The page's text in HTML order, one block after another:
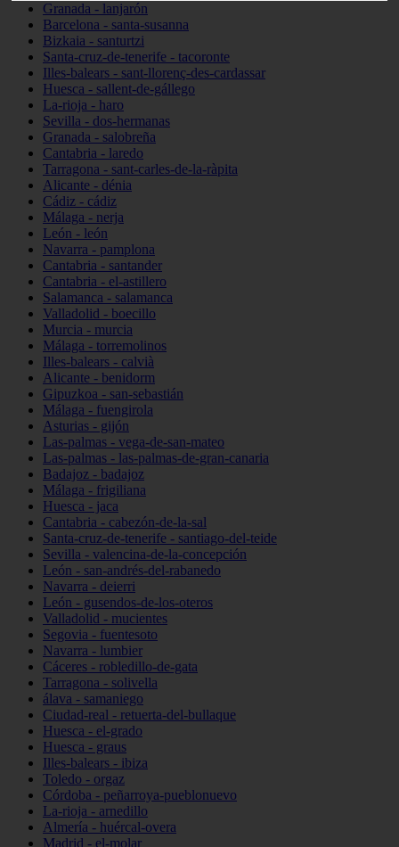
Granada - lanjarón
Barcelona - santa-susanna
Bizkaia - santurtzi
Santa-cruz-de-tenerife - tacoronte
Illes-balears - sant-llorenç-des-cardassar
Huesca - sallent-de-gállego
La-rioja - haro
Sevilla - dos-hermanas
Granada - salobreña
Cantabria - laredo
Tarragona - sant-carles-de-la-ràpita
Alicante - dénia
Cádiz - cádiz
Málaga - nerja
León - león
Navarra - pamplona
Cantabria - santander
Cantabria - el-astillero
Salamanca - salamanca
Valladolid - boecillo
Murcia - murcia
Málaga - torremolinos
Illes-balears - calvià
Alicante - benidorm
Gipuzkoa - san-sebastián
Málaga - fuengirola
Asturias - gijón
Las-palmas - vega-de-san-mateo
Las-palmas - las-palmas-de-gran-canaria
Badajoz - badajoz
Málaga - frigiliana
Huesca - jaca
Cantabria - cabezón-de-la-sal
Santa-cruz-de-tenerife - santiago-del-teide
Sevilla - valencina-de-la-concepción
León - san-andrés-del-rabanedo
Navarra - deierri
León - gusendos-de-los-oteros
Valladolid - mucientes
Segovia - fuentesoto
Navarra - lumbier
Cáceres - robledillo-de-gata
Tarragona - solivella
álava - samaniego
Ciudad-real - retuerta-del-bullaque
Huesca - el-grado
Huesca - graus
Illes-balears - ibiza
Toledo - orgaz
Córdoba - peñarroya-pueblonuevo
La-rioja - arnedillo
Almería - huércal-overa
Madrid - el-molar